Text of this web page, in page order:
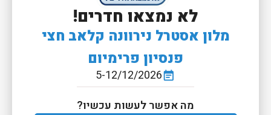
לא נמצאו חדרים!
מלון אסטרל נירוונה קלאב חצי
פנסיון פרימיום
event_note
5-12/12/2026
מה אפשר לעשות עכשיו?